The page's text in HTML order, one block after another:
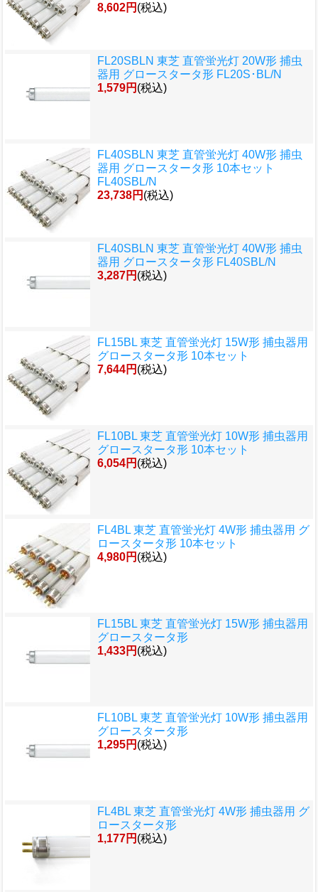
8,602円 (税込)
FL20SBLN 東芝 直管蛍光灯 20W形 捕虫
器用 グロースタータ形 FL20S･BL/N
1,579円 (税込)
FL40SBLN 東芝 直管蛍光灯 40W形 捕虫
器用 グロースタータ形 10本セット
FL40SBL/N
23,738円 (税込)
FL40SBLN 東芝 直管蛍光灯 40W形 捕虫
器用 グロースタータ形 FL40SBL/N
3,287円 (税込)
FL15BL 東芝 直管蛍光灯 15W形 捕虫器用
グロースタータ形 10本セット
7,644円 (税込)
FL10BL 東芝 直管蛍光灯 10W形 捕虫器用
グロースタータ形 10本セット
6,054円 (税込)
FL4BL 東芝 直管蛍光灯 4W形 捕虫器用 グ
ロースタータ形 10本セット
4,980円 (税込)
FL15BL 東芝 直管蛍光灯 15W形 捕虫器用
グロースタータ形
1,433円 (税込)
FL10BL 東芝 直管蛍光灯 10W形 捕虫器用
グロースタータ形
1,295円 (税込)
FL4BL 東芝 直管蛍光灯 4W形 捕虫器用 グ
ロースタータ形
1,177円 (税込)